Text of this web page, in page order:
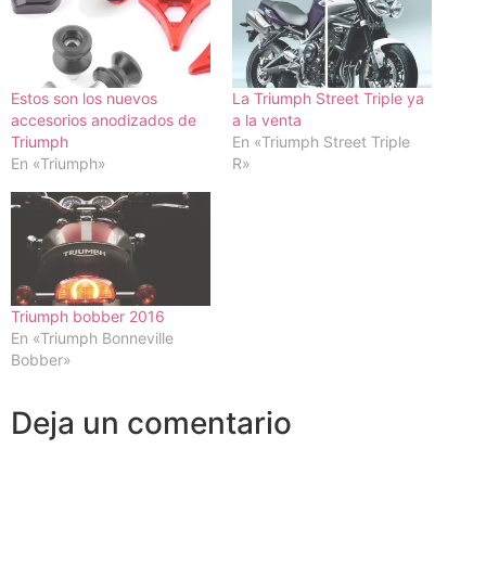
Estos son los nuevos
accesorios anodizados de
Triumph
En «Triumph»
La Triumph Street Triple ya
a la venta
En «Triumph Street Triple
R»
Triumph bobber 2016
En «Triumph Bonneville
Bobber»
Deja un comentario